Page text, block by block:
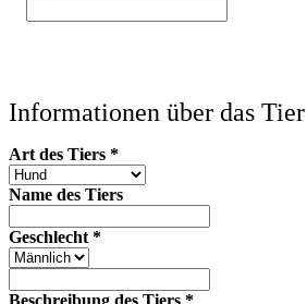
Informationen über das Tier
Art des Tiers *
Name des Tiers
Geschlecht *
Beschreibung des Tiers *